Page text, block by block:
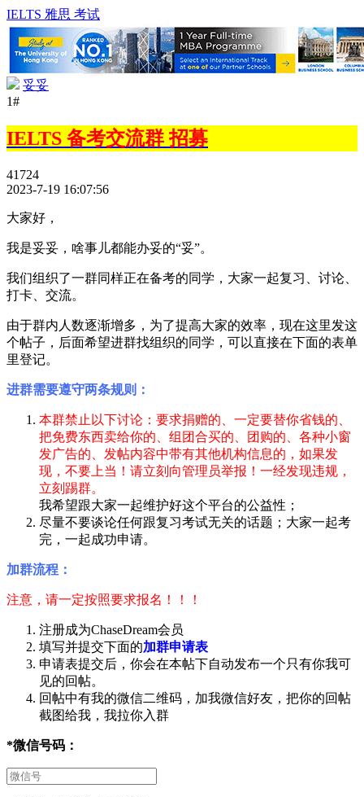
IELTS 雅思 考试
妥妥
1#
IELTS 备考交流群 招募
41724
2023-7-19 16:07:56
大家好，
我是妥妥，啥事儿都能办妥的“妥”。
我们组织了一群同样正在备考的同学，大家一起复习、讨论、
打卡、交流。
由于群内人数逐渐增多，为了提高大家的效率，现在这里发这
个帖子，后面希望进群找组织的同学，可以直接在下面的表单
里登记。
进群需要遵守两条规则：
本群禁止以下讨论：要求捐赠的、一定要替你省钱的、
把免费东西卖给你的、组团合买的、团购的、各种小窗
发广告的、发帖内容中带有其他机构信息的，如果发
现，不要上当！请立刻向管理员举报！一经发现违规，
立刻踢群。
我希望跟大家一起维护好这个平台的公益性；
尽量不要谈论任何跟复习考试无关的话题；大家一起考
完，一起成功申请。
加群流程：
注意，请一定按照要求报名！！！
注册成为ChaseDream会员
填写并提交下面的加群申请表
申请表提交后，你会在本帖下自动发布一个只有你我可
见的回帖。
回帖中有我的微信二维码，加我微信好友，把你的回帖
截图给我，我拉你入群
*微信号码：